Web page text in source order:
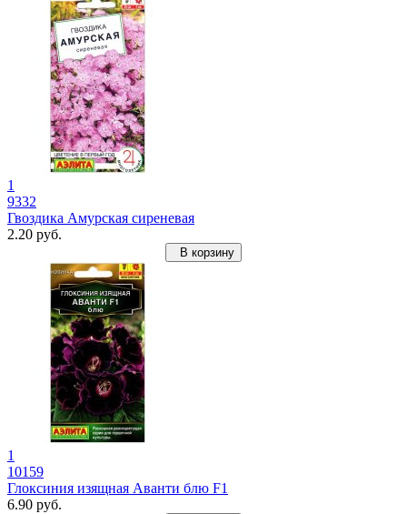
1
9332
Гвоздика Амурская сиреневая
2.20 руб.
В корзину
1
10159
Глоксиния изящная Аванти блю F1
6.90 руб.